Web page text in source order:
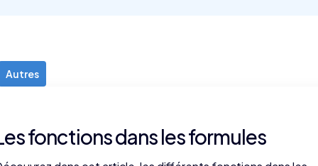
Autres
fonctions dans les formules